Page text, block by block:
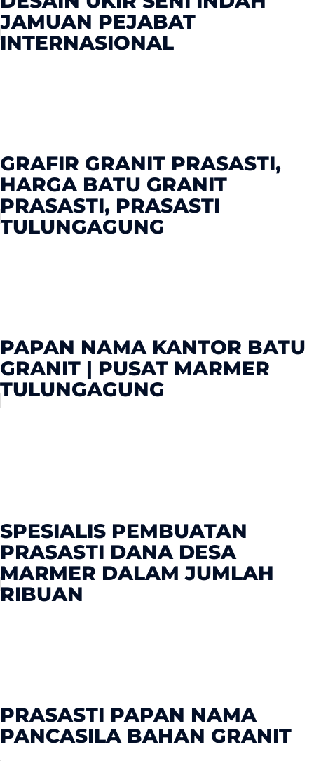
JAMUAN PEJABAT
INTERNASIONAL
GRAFIR GRANIT PRASASTI,
HARGA BATU GRANIT
PRASASTI, PRASASTI
TULUNGAGUNG
PAPAN NAMA KANTOR BATU
GRANIT | PUSAT MARMER
TULUNGAGUNG
SPESIALIS PEMBUATAN
PRASASTI DANA DESA
MARMER DALAM JUMLAH
RIBUAN
PRASASTI PAPAN NAMA
PANCASILA BAHAN GRANIT